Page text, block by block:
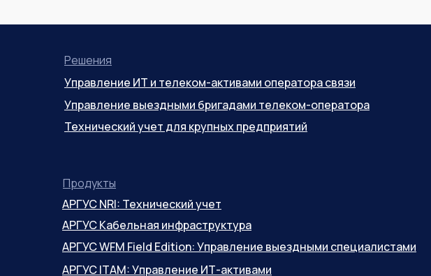
Решения
Продукты
Управление ИТ и телеком-активами оператора связи
АРГУС WFM Field Edition: Управление выездными специалистами
Управление выездными бригадами телеком-оператора
АРГУС NRI: Технический учет
Технический учет для крупных предприятий
АРГУС Кабельная инфраструктура
АРГУС ITAM: Управление ИТ-активами